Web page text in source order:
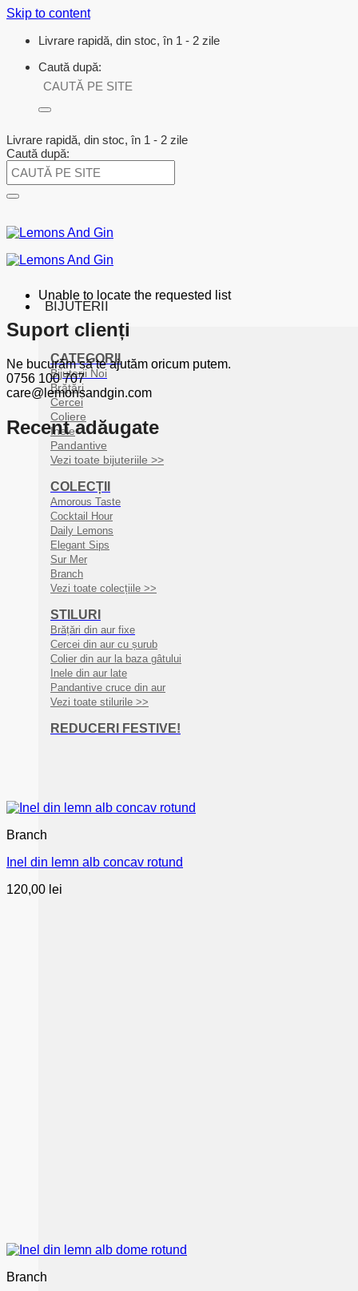
Skip to content
Livrare rapidă, din stoc, în 1 - 2 zile
Caută după:
Livrare rapidă, din stoc, în 1 - 2 zile
Caută după:
BIJUTERII
CATEGORII
Bijuterii Noi
Brățări
Cercei
Coliere
Inele
Pandantive
Vezi toate bijuteriile >>
COLECȚII
Amorous Taste
Cocktail Hour
Daily Lemons
Elegant Sips
Sur Mer
Branch
Vezi toate colecțiile >>
STILURI
Brățări din aur fixe
Cercei din aur cu șurub
Colier din aur la baza gâtului
Inele din aur late
Pandantive cruce din aur
Vezi toate stilurile >>
REDUCERI FESTIVE!
Unable to locate the requested list
Suport clienți
Ne bucurăm să te ajutăm oricum putem.
0756 100 707
care@lemonsandgin.com
Recent adăugate
Branch
Inel din lemn alb concav rotund
120,00 lei
Branch